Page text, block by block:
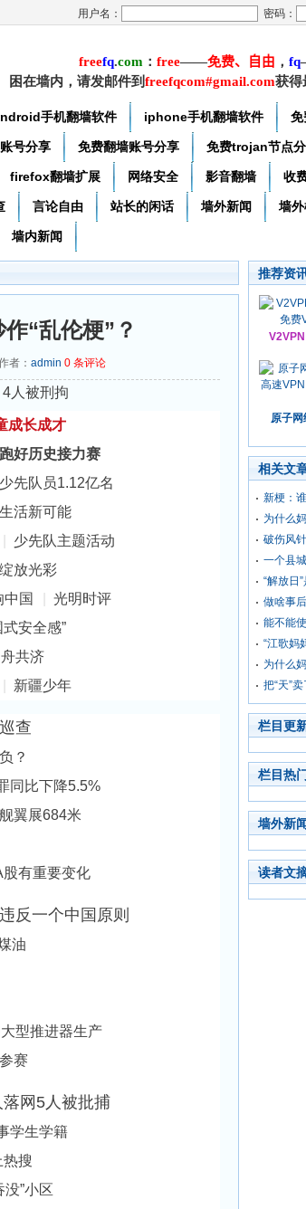
用户名： 密码：
freefq.com ： free——免费、自由 ， fq
困在墙内，请发邮件到freefqcom#gmail.com获得
手机翻墙软件 iphone手机翻墙软件 免
号分享 免费翻墙账号分享 免费trojan节点
firefox翻墙扩展 网络安全 影音翻墙 收
言论自由 站长的闲话 墙外新闻 墙
墙内新闻
“乱伦梗”？
者： admin 0 条评论
4人被刑拘
成长成才
跑好历史接力赛
先队员1.12亿名
活新可能
少先队主题活动
放光彩
中国
光明时评
式安全感”
共济
新疆少年
查
？
同比下降5.5%
翼展684米
有重要变化
反一个中国原则
油
型推进器生产
赛
网5人被批捕
学生学籍
搜
”小区
推荐资
原子
相关文
新梗：
为什么
破伤风
一个县
“解放日
做啥事
能不能
“江歌妈
为什么
把“天”
栏目更
栏目热
墙外新
读者文